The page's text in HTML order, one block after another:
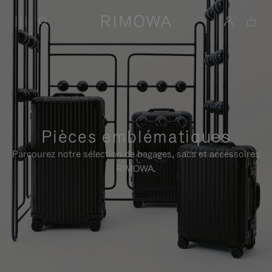
Pièces emblématiques
Parcourez notre sélection de bagages, sacs et accessoires
RIMOWA.